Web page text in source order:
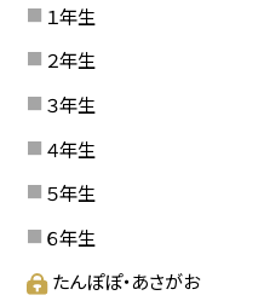
１年生
２年生
３年生
４年生
５年生
６年生
たんぽぽ・あさがお